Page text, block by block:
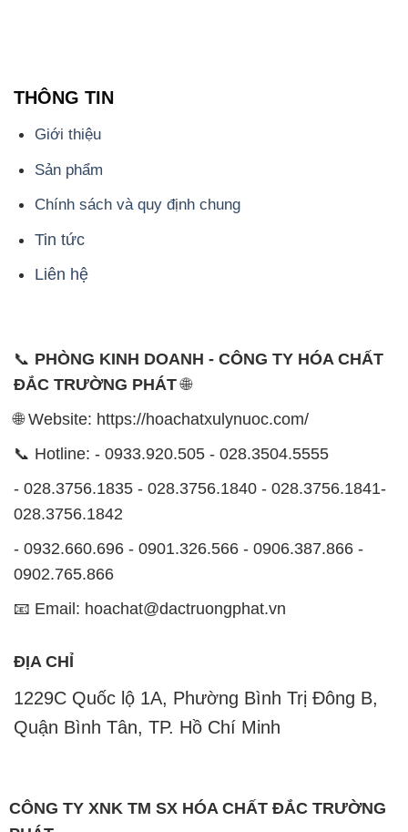
THÔNG TIN
Giới thiệu
Sản phẩm
Chính sách và quy định chung
Tin tức
Liên hệ
📞 PHÒNG KINH DOANH - CÔNG TY HÓA CHẤT
ĐẮC TRƯỜNG PHÁT🌐
🌐 Website: https://hoachatxulynuoc.com/
📞 Hotline: - 0933.920.505 - 028.3504.5555
- 028.3756.1835 - 028.3756.1840 - 028.3756.1841-
028.3756.1842
- 0932.660.696 - 0901.326.566 - 0906.387.866 -
0902.765.866
📧 Email: hoachat@dactruongphat.vn
ĐỊA CHỈ
1229C Quốc lộ 1A, Phường Bình Trị Đông B,
Quận Bình Tân, TP. Hồ Chí Minh
CÔNG TY XNK TM SX HÓA CHẤT ĐẮC TRƯỜNG